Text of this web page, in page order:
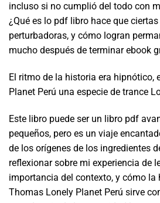
incluso si no cumplió del todo con
¿Qué es lo pdf libro hace que
perturbadoras, y cómo logran
mucho después de terminar ebook
El ritmo de la historia era hipnótico,
Planet Perú una especie de trance
Este libro puede ser un libro pdf
pequeños, pero es un viaje
de los orígenes de los ingredientes
reflexionar sobre mi experiencia de
importancia del contexto, y cómo la
Thomas Lonely Planet Perú sirve